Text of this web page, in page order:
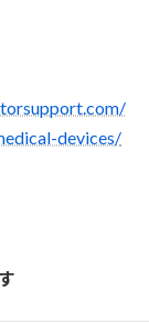
devices/